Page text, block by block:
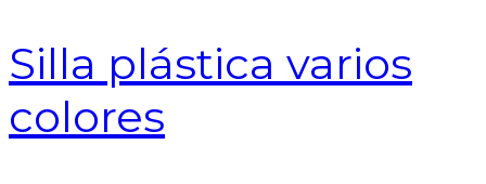
Silla plástica varios
colores